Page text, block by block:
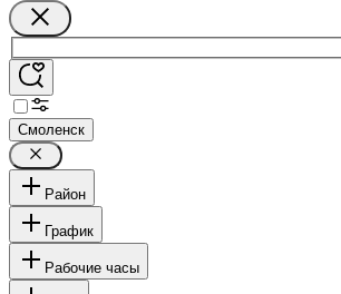
Смоленск
Район
График
Рабочие часы